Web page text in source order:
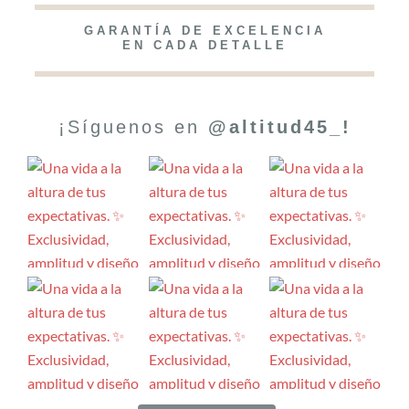
GARANTÍA DE EXCELENCIA
EN CADA DETALLE
¡Síguenos en @altitud45_!